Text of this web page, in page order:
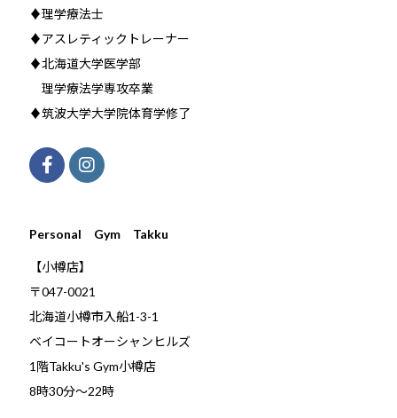
♦理学療法士
♦アスレティックトレーナー
♦北海道大学医学部
理学療法学専攻卒業
♦筑波大学大学院体育学修了
Personal Gym Takku
【小樽店】
〒047-0021
北海道小樽市入船1-3-1
ベイコートオーシャンヒルズ
1階Takku's Gym小樽店
​8時30分～22時